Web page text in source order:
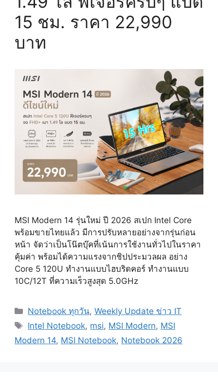
15 ชม. ราคา 22,990
บาท
MSI Modern 14 รุ่นใหม่ ปี 2026 สเปก Intel Core
พร้อมขายไทยแล้ว มีการปรับหลายอย่างจากรุ่นก่อน
หน้า จัดว่าเป็นโน๊ตบุ๊คที่เน้นการใช้งานทั่วไปในราคา
คุ้มค่า พร้อมได้ความแรงจากชิปประมวลผล อย่าง
Core 5 120U ทำงานแบบไฮบริดคอร์ ทำงานแบบ
10C/12T ที่ความเร็วสูงสุด 5.0GHz
Categories
Notebook ทุกวัน,Weekly Update ข่าว IT
Tags
Intel Notebook, msi, MSI Modern, MSI
Modern 14, MSI Notebook, Notebook 2026